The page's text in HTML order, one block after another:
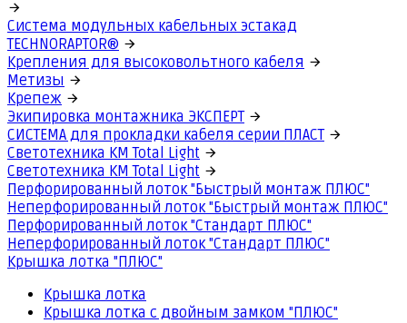
Система модульных кабельных эстакад
TECHNORAPTOR®
Крепления для высоковольтного кабеля
Метизы
Крепеж
Экипировка монтажника ЭКСПЕРТ
СИСТЕМА для прокладки кабеля серии ПЛАСТ
Светотехника КМ Total Light
Светотехника КМ Total Light
Перфорированный лоток "Быстрый монтаж ПЛЮС"
Неперфорированный лоток "Быстрый монтаж ПЛЮС"
Перфорированный лоток "Стандарт ПЛЮС"
Неперфорированный лоток "Стандарт ПЛЮС"
Крышка лотка "ПЛЮС"
Крышка лотка
Крышка лотка с двойным замком "ПЛЮС"